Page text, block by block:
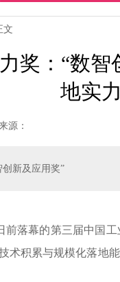
文
奖：“数
地实力
源：
新及应用奖”
幕的第三届中国工
术积累与规模化落地